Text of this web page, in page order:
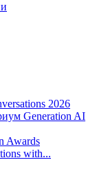
2026
Generation AI
Awards
with...